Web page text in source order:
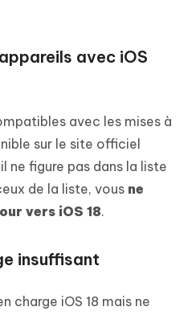
avec iOS
avec les mises à
sur le site officiel
ne figure pas dans la liste
de la liste, vous ne
vers iOS 18.
insuffisant
charge iOS 18 mais ne